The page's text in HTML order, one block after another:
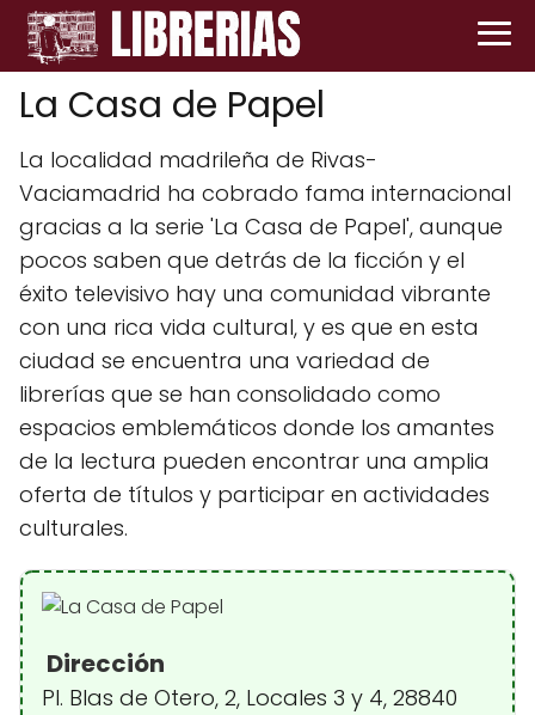
La Casa de Papel
La localidad madrileña de Rivas-
Vaciamadrid ha cobrado fama internacional
gracias a la serie 'La Casa de Papel', aunque
pocos saben que detrás de la ficción y el
éxito televisivo hay una comunidad vibrante
con una rica vida cultural, y es que en esta
ciudad se encuentra una variedad de
librerías que se han consolidado como
espacios emblemáticos donde los amantes
de la lectura pueden encontrar una amplia
oferta de títulos y participar en actividades
culturales.
Dirección
Pl. Blas de Otero, 2, Locales 3 y 4, 28840